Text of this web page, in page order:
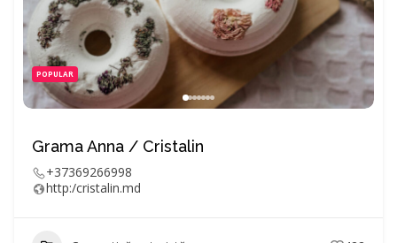
POPULAR
Grama Anna / Cristalin
+37369266998
http:/cristalin.md